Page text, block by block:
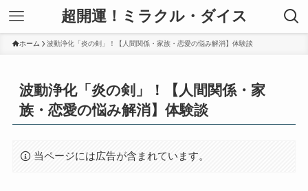
超開運！ミラクル・ダイス
ホーム 波動浄化「炎の剣」！【人間関係・家族・恋愛の悩み解消】体験談
波動浄化「炎の剣」！【人間関係・家
族・恋愛の悩み解消】体験談
当ページには広告が含まれています。